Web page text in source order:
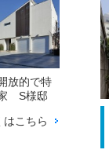
放的で特
S様邸
はこちら